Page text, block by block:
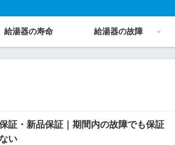
給湯器の寿命 給湯器の故障
証・新品保証｜期間内の故障でも保証
い